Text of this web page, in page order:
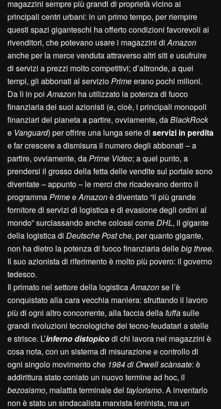
magazzini sempre più grandi di proprietà vicino ai
principali centri urbani: in un primo tempo, per riempire
questi spazi giganteschi ha offerto condizioni favorevoli ai
rivenditori, che potevano usare i magazzini diAmazon
anche per la merce venduta attraverso altri siti e usufruire
di servizi a prezzi molto competitivi; d’altronde, a quei
tempi, gli abbonati al servizioPrimeerano pochi milioni.
Da lì in poiAmazon ha utilizzato la potenza di fuoco
finanziaria dei suoi azionisti (e, cioè, i principali monopoli
finanziari del pianeta a partire, ovviamente, daBlackRock
e Vanguard) per offrire una lunga serie di servizi in perdita
e far crescere a dismisura il numero degli abbonati – a
partire, ovviamente, daPrime Video; a quel punto, a
prendersi il grosso della fetta delle vendite sul portale sono
diventate – appunto – le merci che ricadevano dentro il
programmaPrimeeAmazonè diventato “il più grande
fornitore di servizi di logistica e di evasione degli ordini al
mondo” surclassando anche colossi comeDHL, il gigante
della logistica di Deutsche Postche, per quanto gigante,
non ha dietro la potenza di fuoco finanziaria dellebig three.
Il suo azionista di riferimento è molto più povero: il governo
tedesco.
Il primato nel settore della logisticaAmazonse l’è
conquistato alla cara vecchia maniera: sfruttando il lavoro
più di ogni altro concorrente, alla faccia dellafuffasulle
grandi rivoluzioni tecnologiche dei tecno-feudatari a stelle
e strisce. L’inferno distopicodi chi lavora nei magazzini è
cosa nota, con un sistema di misurazione e controllo di
ogni singolo movimento che 1984di Orwell scànsate: è
addirittura stato coniato un nuovo termine ad hoc, il
bezosismo, malattia terminale del taylorismo. A inventarlo
non è stato un sindacalista marxista leninista, ma un